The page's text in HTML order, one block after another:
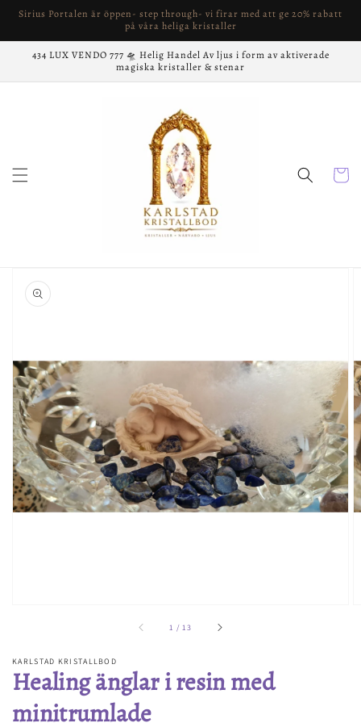
vidare
innehåll
Sirius Portalen är öppen- step through- vi firar med att ge 20% rabatt
på våra heliga kristaller
434 LUX VENDO 777 🛸 Helig Handel Av ljus i form av aktiverade
magiska kristaller & stenar
Öppna
utvald
media
i
gallerivyn
1 / av
13
KARLSTAD KRISTALLBOD
Healing änglar i resin med
minitrumlade